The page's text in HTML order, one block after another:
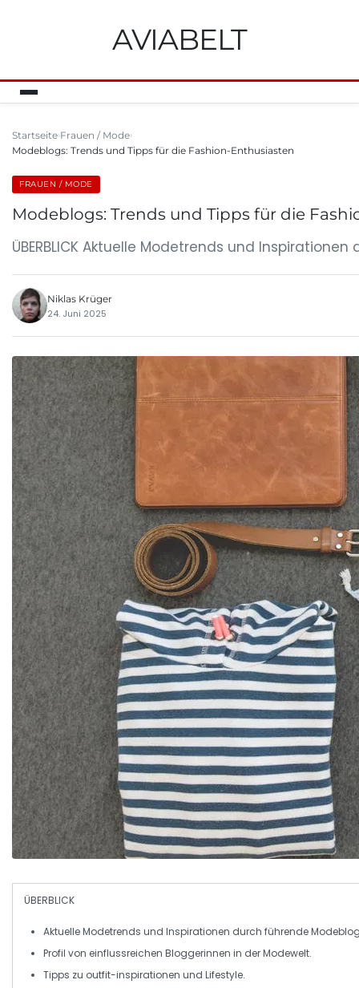
AVIABELT
Startseite Frauen / Mode
Modeblogs: Trends und Tipps für die Fashion-Enthusiasten
FRAUEN / MODE
Modeblogs: Trends und Tipps für die
ÜBERBLICK Aktuelle Modetrends und
Niklas Krüger
24. Juni 2025
ÜBERBLICK
Aktuelle Modetrends und Inspirationen durch führende
Profil von einflussreichen Bloggerinnen in der Modewelt.
Tipps zu outfit-inspirationen und Lifestyle.